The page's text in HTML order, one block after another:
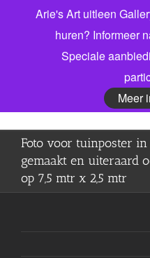
Bel gerust voor meer
Foto voor tuinposter
gemaakt en uiteraard
op 7,5 mtr x 2,5 mtr
Arie's Art uitleen
huren? Informeer
Speciale
Meer